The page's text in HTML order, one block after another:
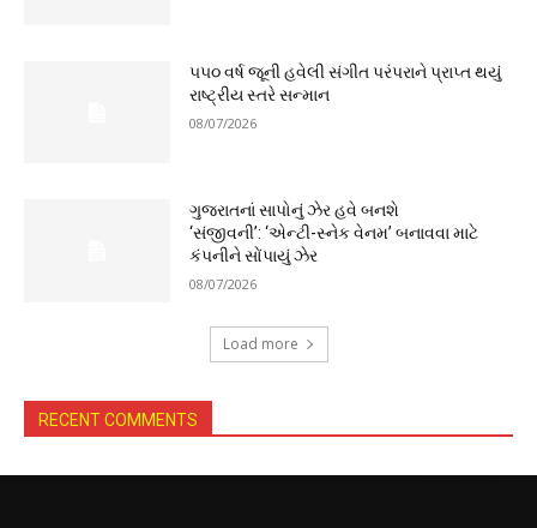
૫૫૦ વર્ષ જૂની હવેલી સંગીત પરંપરાને પ્રાપ્ત થયું
રાષ્ટ્રીય સ્તરે સન્માન
08/07/2026
ગુજરાતનાં સાપોનું ઝેર હવે બનશે
‘સંજીવની’: ‘એન્ટી-સ્નેક વેનમ’ બનાવવા માટે
કંપનીને સોંપાયું ઝેર
08/07/2026
Load more
RECENT COMMENTS